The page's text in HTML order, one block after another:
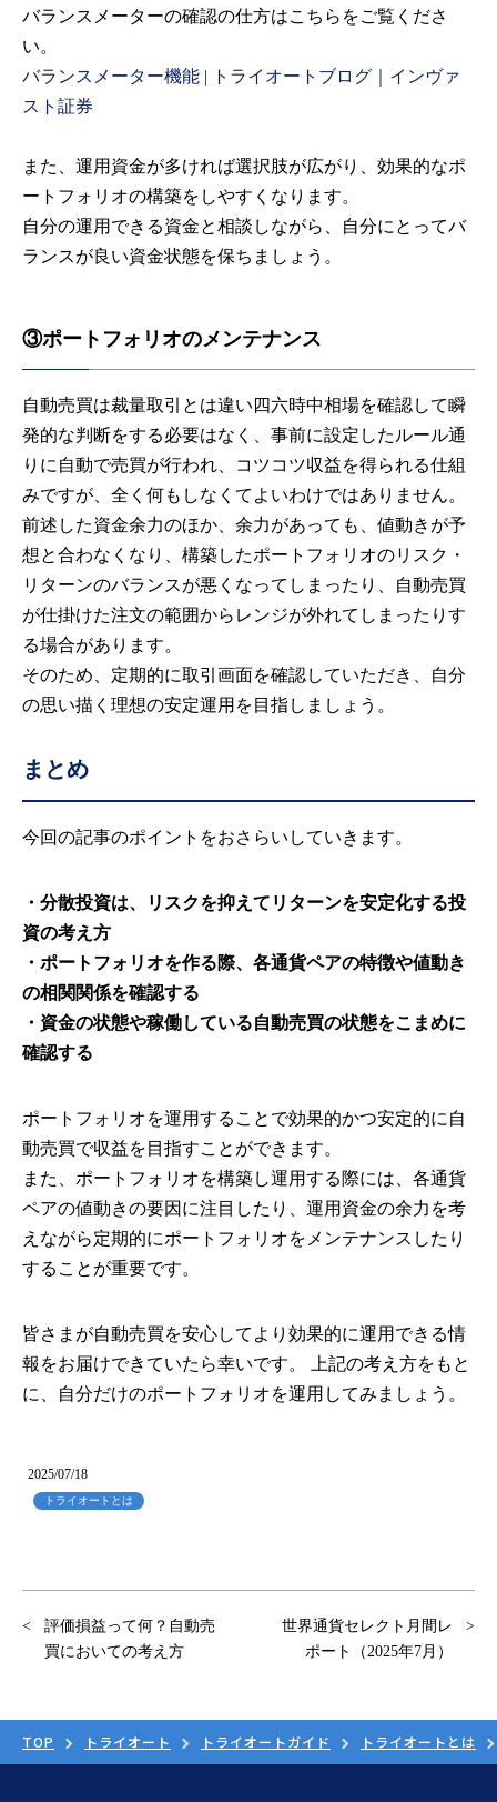
バランスメーターの確認の仕方はこちらをご覧くださ
い。
バランスメーター機能 | トライオートブログ｜インヴァ
スト証券
また、運用資金が多ければ選択肢が広がり、効果的なポ
ートフォリオの構築をしやすくなります。
自分の運用できる資金と相談しながら、自分にとってバ
ランスが良い資金状態を保ちましょう。
③ポートフォリオのメンテナンス
自動売買は裁量取引とは違い四六時中相場を確認して瞬
発的な判断をする必要はなく、事前に設定したルール通
りに自動で売買が行われ、コツコツ収益を得られる仕組
みですが、全く何もしなくてよいわけではありません。
前述した資金余力のほか、余力があっても、値動きが予
想と合わなくなり、構築したポートフォリオのリスク・
リターンのバランスが悪くなってしまったり、自動売買
が仕掛けた注文の範囲からレンジが外れてしまったりす
る場合があります。
そのため、定期的に取引画面を確認していただき、自分
の思い描く理想の安定運用を目指しましょう。
まとめ
今回の記事のポイントをおさらいしていきます。
・分散投資は、リスクを抑えてリターンを安定化する投
資の考え方
・ポートフォリオを作る際、各通貨ペアの特徴や値動き
の相関関係を確認する
・ 資金の状態や稼働している自動売買の状態をこまめに
確認する
ポートフォリオを運用することで効果的かつ安定的に自
動売買で収益を目指すことができます。
また、ポートフォリオを構築し運用する際には、各通貨
ペアの値動きの要因に注目したり、運用資金の余力を考
えながら定期的にポートフォリオをメンテナンスしたり
することが重要です。
皆さまが自動売買を安心してより効果的に運用できる情
報をお届けできていたら幸いです。 上記の考え方をもと
に、自分だけのポートフォリオを運用してみましょう。
2025/07/18
トライオートとは
評価損益って何？自動売
買においての考え方
世界通貨セレクト月間レ
ポート（2025年7月）
TOP トライオート トライオートガイド トライオートとは